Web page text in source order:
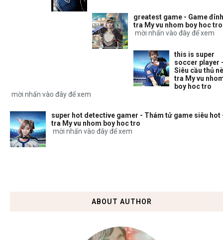
greatest game - Game
tra My vu nhom boy hoc tro
mời nhấn vào đây để xem
this is super
soccer player
Siêu cầu thủ
tra My vu
boy hoc tro
mời nhấn vào đây để xem
super hot detective gamer - Thám tử game siêu hot
tra My vu nhom boy hoc tro
mời nhấn vào đây để xem
ABOUT AUTHOR